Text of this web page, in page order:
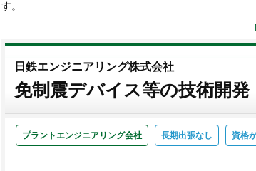
す。
日鉄エンジニアリング株式会社
免制震デバイス等の技術開発
プラントエンジニアリング会社 長期出張なし 資格